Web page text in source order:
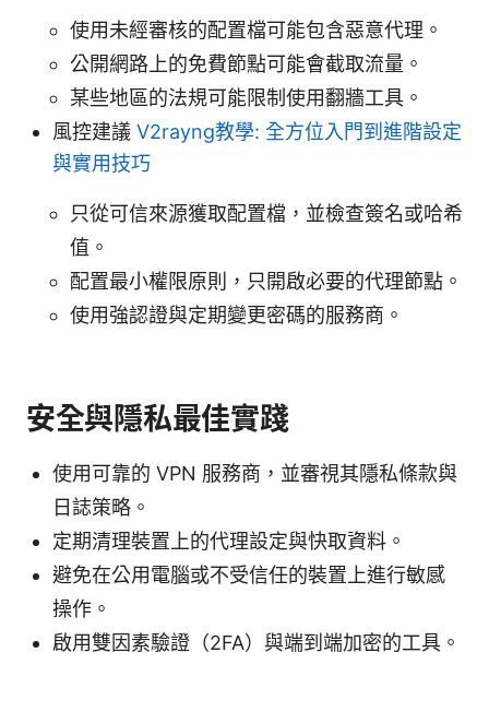
使用未經審核的配置檔可能包含惡意代理。
公開網路上的免費節點可能會截取流量。
某些地區的法規可能限制使用翻牆工具。
風控建議 V2rayng教學: 全方位入門到進階設定
與實用技巧
只從可信來源獲取配置檔，並檢查簽名或哈希
值。
配置最小權限原則，只開啟必要的代理節點。
使用強認證與定期變更密碼的服務商。
安全與隱私最佳實踐
使用可靠的 VPN 服務商，並審視其隱私條款與
日誌策略。
定期清理裝置上的代理設定與快取資料。
避免在公用電腦或不受信任的裝置上進行敏感
操作。
啟用雙因素驗證（2FA）與端到端加密的工具。